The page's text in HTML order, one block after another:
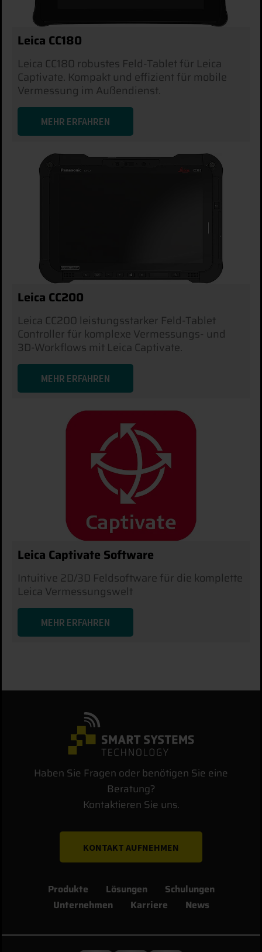
Leica CC180
Leica CC180 robustes Feld-Tablet für Leica
Captivate. Kompakt und effizient für mobile
Vermessung im Außendienst.
MEHR ERFAHREN
Leica CC200
Leica CC200 leistungsstarker Feld-Tablet
Controller für komplexe Vermessungs- und
3D-Workflows mit Leica Captivate.
MEHR ERFAHREN
Leica Captivate Software
Intuitive 2D/3D Feldsoftware für die komplette
Leica Vermessungswelt
MEHR ERFAHREN
Haben Sie Fragen oder benötigen Sie eine
Beratung?
Kontaktieren Sie uns.
KONTAKT AUFNEHMEN
Produkte Lösungen
Schulungen
Unternehmen
Karriere News